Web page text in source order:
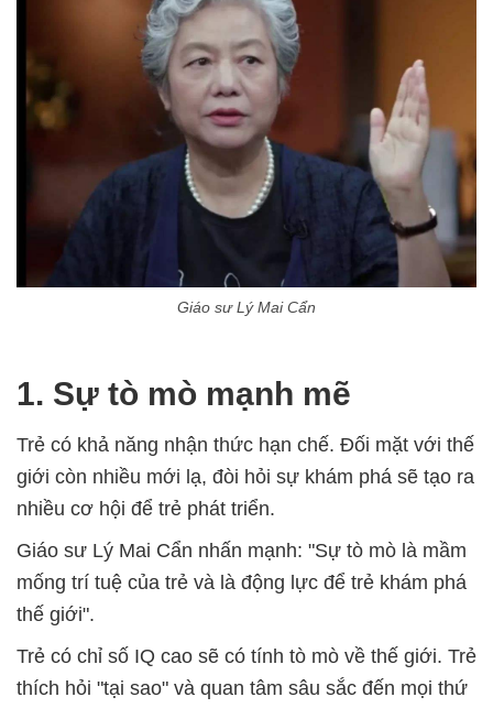
Giáo sư Lý Mai Cẩn
1. Sự tò mò mạnh mẽ
Trẻ có khả năng nhận thức hạn chế. Đối mặt với thế
giới còn nhiều mới lạ, đòi hỏi sự khám phá sẽ tạo ra
nhiều cơ hội để trẻ phát triển.
Giáo sư Lý Mai Cẩn nhấn mạnh: "Sự tò mò là mầm
mống trí tuệ của trẻ và là động lực để trẻ khám phá
thế giới".
Trẻ có chỉ số IQ cao sẽ có tính tò mò về thế giới. Trẻ
thích hỏi "tại sao" và quan tâm sâu sắc đến mọi thứ